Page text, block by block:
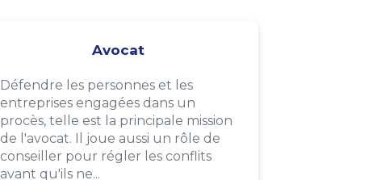
Avocat
Défendre les personnes et les
entreprises engagées dans un
procès, telle est la principale mission
de l'avocat. Il joue aussi un rôle de
conseiller pour régler les conflits
avant qu'ils ne...